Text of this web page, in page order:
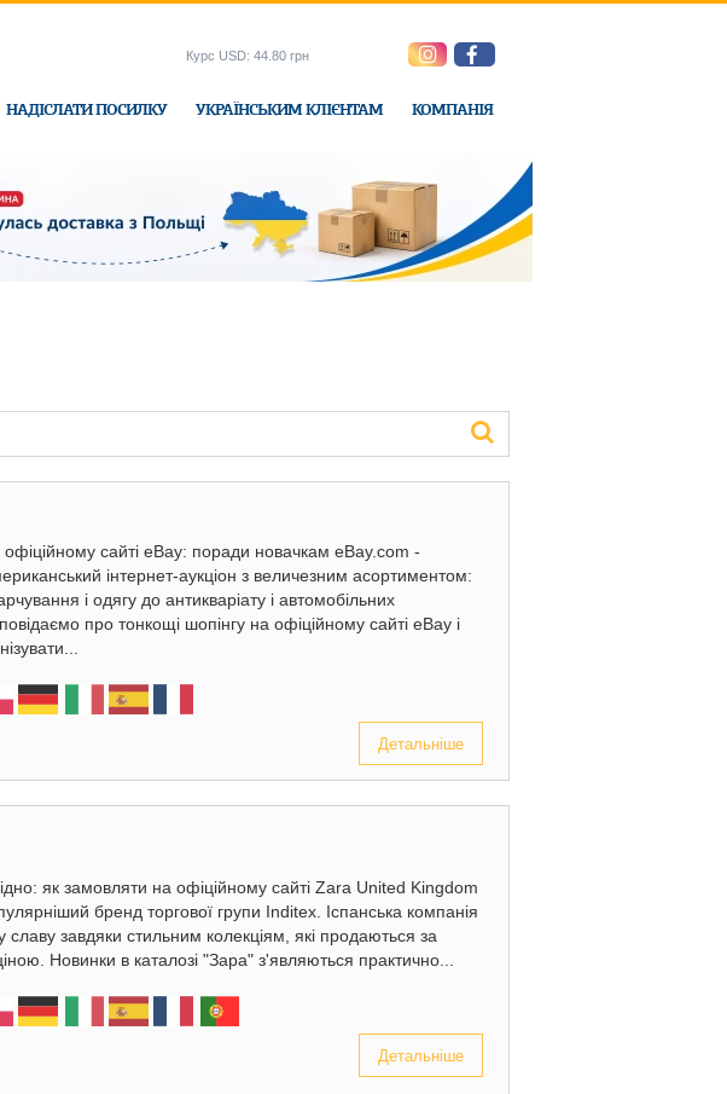
НАДІСЛАТИ ПОСИЛКУ УКРАЇНСЬКИМ КЛІЄНТАМ КОМПАНІЯ
Курс USD: 44.80 грн
в офісі Ukraine-Express
офіційному сайті eBay: поради новачкам eBay.com -
інтернет-аукціон з величезним асортиментом:
і одягу до антикваріату і автомобільних
про тонкощі шопінгу на офіційному сайті eBay і
Детальніше
як замовляти на офіційному сайті Zara United Kingdom
бренд торгової групи Inditex. Іспанська компанія
славу завдяки стильним колекціям, які продаються за
Новинки в каталозі "Зара" з'являються практично...
Детальніше